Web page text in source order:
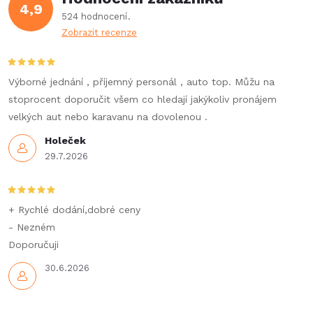
p
v
k
y
v
ý
p
i
s
á
n
4,9
524 hodnocení
Zobrazit recenze
Holeček
29.7.2026
Výborné jednání , příjemný personál , auto top. Můžu na
stoprocent doporučit všem co hledají jakýkoliv pronájem
velkých aut nebo karavanu na dovolenou .
30.6.2026
+ Rychlé dodání,dobré ceny
- Nezném
Doporučuji